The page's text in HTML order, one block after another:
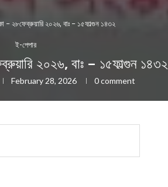
– ২৮ফেব্রুয়ারি ২০২৬, বাঃ – ১৫ফাল্গুন ১৪৩২
ই-পেপার
২০২৬, বাঃ – ১৫ফাল্গুন ১৪৩২
February 28, 2026 0 comment